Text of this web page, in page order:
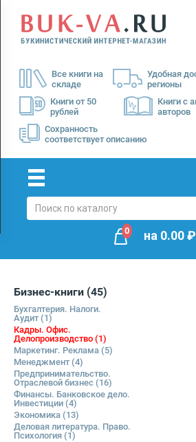
Все книги на
складе
Удобная
регионы
Книги от 50
рублей
Книги с
авторов
Сохранность
соответствует описанию
Menu
Доставка
Оплата
0 на 0.00₽
Бизнес-книги (45)
Бухгалтерия. Налоги.
Аудит(1)
Кадры. Офис.
Делопроизводство (1)
Маркетинг. Реклама (5)
Менеджмент(4)
Предпринимательство.
Отраслевой бизнес (16)
Финансы. Банковское дело.
Инвестиции (4)
Экономика (13)
Деловая литература. Право.
Психология (1)